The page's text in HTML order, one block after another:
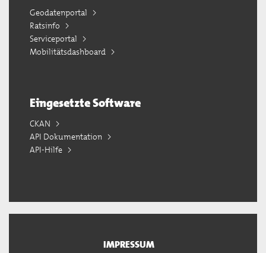
Geodatenportal
Ratsinfo
Serviceportal
Mobilitätsdashboard
Eingesetzte Software
CKAN
API Dokumentation
API-Hilfe
IMPRESSUM